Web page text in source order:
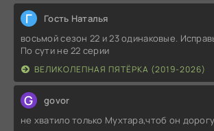
Г Гость Наталья
восьмой сезон 22 и 23 одинаковые.
По сути не 22 серии
ВЕЛИКОЛЕПНАЯ ПЯТЁРКА (2019-2026)
G govor
не хватило только Мухтара,чтоб он